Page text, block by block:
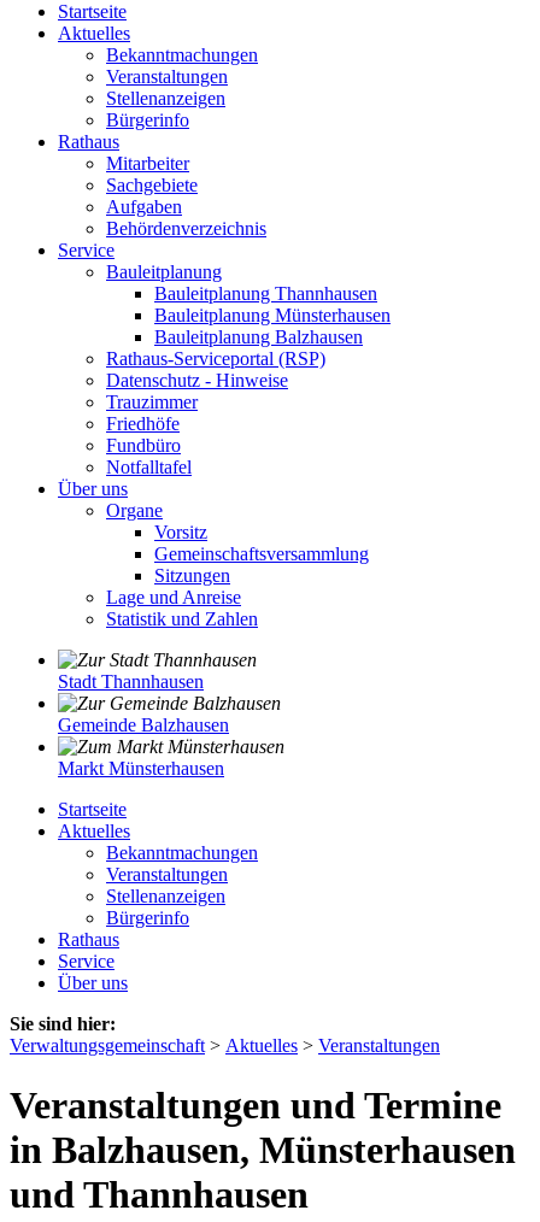
Startseite
Aktuelles
Bekanntmachungen
Veranstaltungen
Stellenanzeigen
Bürgerinfo
Rathaus
Mitarbeiter
Sachgebiete
Aufgaben
Behördenverzeichnis
Service
Bauleitplanung
Bauleitplanung Thannhausen
Bauleitplanung Münsterhausen
Bauleitplanung Balzhausen
Rathaus-Serviceportal (RSP)
Datenschutz - Hinweise
Trauzimmer
Friedhöfe
Fundbüro
Notfalltafel
Über uns
Organe
Vorsitz
Gemeinschaftsversammlung
Sitzungen
Lage und Anreise
Statistik und Zahlen
Stadt Thannhausen
Gemeinde Balzhausen
Markt Münsterhausen
Startseite
Aktuelles
Bekanntmachungen
Veranstaltungen
Stellenanzeigen
Bürgerinfo
Rathaus
Service
Über uns
Sie sind hier:
Verwaltungsgemeinschaft > Aktuelles > Veranstaltungen
Veranstaltungen und Termine
in Balzhausen, Münsterhausen
und Thannhausen